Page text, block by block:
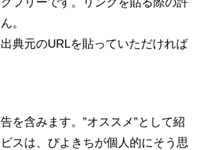
。
典元のURLを貼っていただければ
を含みます。”オススメ”として紹
スは、ぴよきちが個人的にそう思